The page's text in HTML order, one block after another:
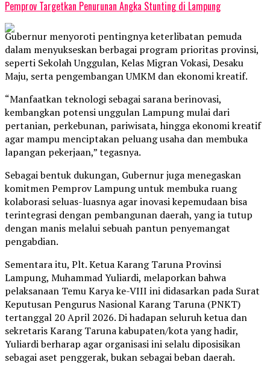
Pemprov Targetkan Penurunan Angka Stunting di Lampung
Gubernur menyoroti pentingnya keterlibatan pemuda
dalam menyukseskan berbagai program prioritas provinsi,
seperti Sekolah Unggulan, Kelas Migran Vokasi, Desaku
Maju, serta pengembangan UMKM dan ekonomi kreatif.
“Manfaatkan teknologi sebagai sarana berinovasi,
kembangkan potensi unggulan Lampung mulai dari
pertanian, perkebunan, pariwisata, hingga ekonomi kreatif
agar mampu menciptakan peluang usaha dan membuka
lapangan pekerjaan,” tegasnya.
Sebagai bentuk dukungan, Gubernur juga menegaskan
komitmen Pemprov Lampung untuk membuka ruang
kolaborasi seluas-luasnya agar inovasi kepemudaan bisa
terintegrasi dengan pembangunan daerah, yang ia tutup
dengan manis melalui sebuah pantun penyemangat
pengabdian.
Sementara itu, Plt. Ketua Karang Taruna Provinsi
Lampung, Muhammad Yuliardi, melaporkan bahwa
pelaksanaan Temu Karya ke-VIII ini didasarkan pada Surat
Keputusan Pengurus Nasional Karang Taruna (PNKT)
tertanggal 20 April 2026. Di hadapan seluruh ketua dan
sekretaris Karang Taruna kabupaten/kota yang hadir,
Yuliardi berharap agar organisasi ini selalu diposisikan
sebagai aset penggerak, bukan sebagai beban daerah.